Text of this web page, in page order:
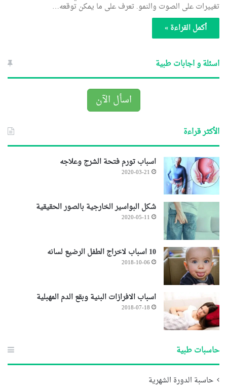
تغييرات على الصوت والنمو. تعرف على ما يمكن توقعه…
أكمل القراءة »
اسئلة و اجابات طبية
اسأل الآن
الأكثر قراءة
اسباب تورم فتحة الشرج وعلاجه
2020-03-21
شكل البواسير الخارجية بالصور الحقيقية
2020-05-11
10 اسباب لاخراج الطفل الرضيع لسانه
2018-10-06
اسباب الافرازات البنية وبقع الدم المهبلية
2018-07-18
حاسبات طبية
حاسبة الدورة الشهرية